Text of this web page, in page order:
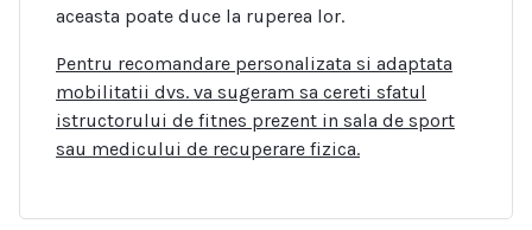
aceasta poate duce la ruperea lor.
Pentru recomandare personalizata si adaptata
mobilitatii dvs. va sugeram sa cereti sfatul
istructorului de fitnes prezent in sala de sport
sau medicului de recuperare fizica.